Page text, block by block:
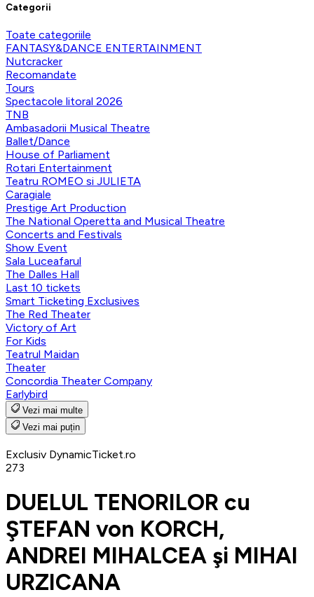
Categorii
Toate categoriile
FANTASY&DANCE ENTERTAINMENT
Nutcracker
Recomandate
Tours
Spectacole litoral 2026
TNB
Ambasadorii Musical Theatre
Ballet/Dance
House of Parliament
Rotari Entertainment
Teatru ROMEO si JULIETA
Caragiale
Prestige Art Production
The National Operetta and Musical Theatre
Concerts and Festivals
Show Event
Sala Luceafarul
The Dalles Hall
Last 10 tickets
Smart Ticketing Exclusives
The Red Theater
Victory of Art
For Kids
Teatrul Maidan
Theater
Concordia Theater Company
Earlybird
Vezi mai multe
Vezi mai puțin
Exclusiv DynamicTicket.ro
273
DUELUL TENORILOR cu
ŞTEFAN von KORCH,
ANDREI MIHALCEA şi MIHAI
URZICANA